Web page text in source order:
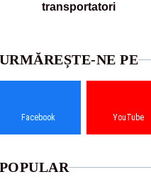
transportatori
NE PE
Facebook YouTube